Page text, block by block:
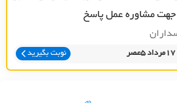
مشاوره عمل پاسخ
نوبت بگیرید